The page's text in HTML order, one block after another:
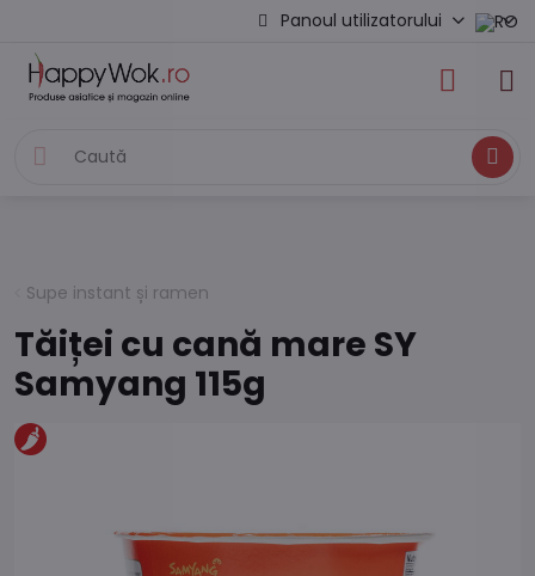
Panoul utilizatorului
Caută
Supe instant și ramen
Tăiței cu cană mare SY
Samyang 115g